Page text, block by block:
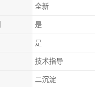
全新
是
是
技术指导
二沉淀